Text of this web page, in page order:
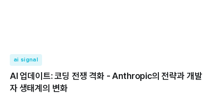
ai signal
AI 업데이트: 코딩 전쟁 격화 - Anthropic의 전략과 개발
자 생태계의 변화